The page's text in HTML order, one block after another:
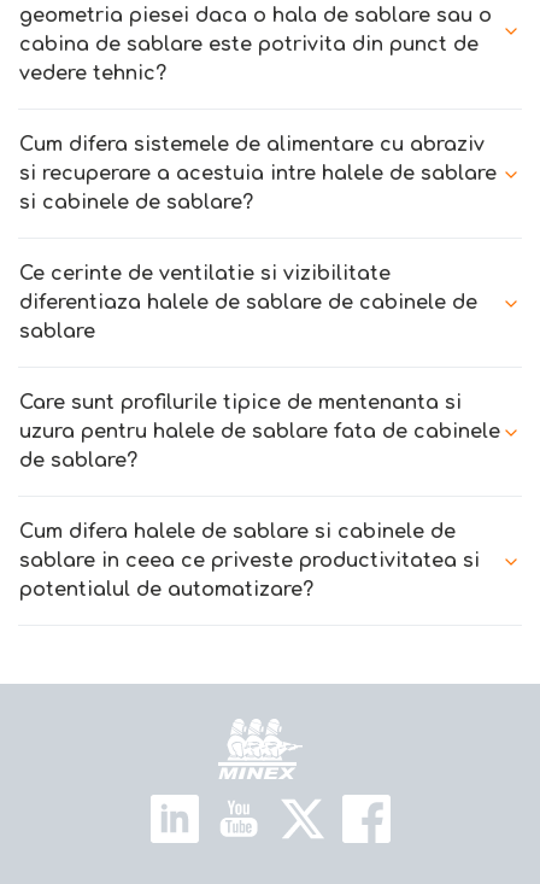
geometria piesei daca o hala de sablare sau o
cabina de sablare este potrivita din punct de
vedere tehnic?
Cum difera sistemele de alimentare cu abraziv
si recuperare a acestuia intre halele de sablare
si cabinele de sablare?
Ce cerinte de ventilatie si vizibilitate
diferentiaza halele de sablare de cabinele de
sablare
Care sunt profilurile tipice de mentenanta si
uzura pentru halele de sablare fata de cabinele
de sablare?
Cum difera halele de sablare si cabinele de
sablare in ceea ce priveste productivitatea si
potentialul de automatizare?